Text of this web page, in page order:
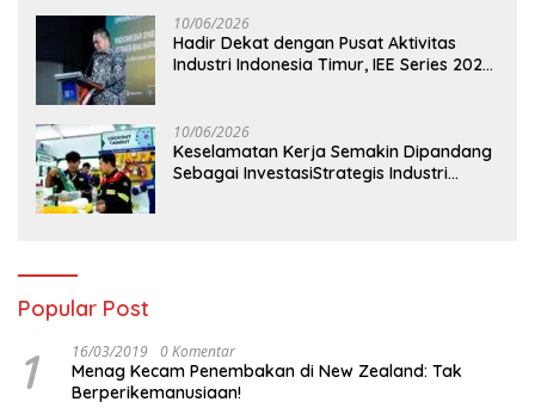
10/06/2026
Hadir Dekat dengan Pusat Aktivitas
Industri Indonesia Timur, IEE Series 2026
10/06/2026
Keselamatan Kerja Semakin Dipandang
Sebagai InvestasiStrategis Industri
Popular Post
1 16/03/2019 0 Komentar
Menag Kecam Penembakan di New Zealand: Tak
Berperikemanusiaan!